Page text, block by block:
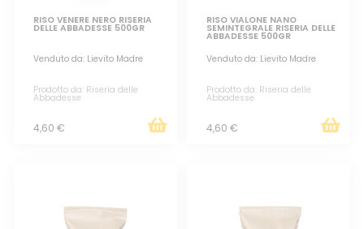
RISO VENERE NERO RISERIA
DELLE ABBADESSE 500GR
Venduto da: Lievito Madre
Prodotto da: Riseria delle
Abbadesse
4,60 €
RISO VIALONE NANO
SEMINTEGRALE RISERIA DELLE
ABBADESSE 500GR
Venduto da: Lievito Madre
Prodotto da: Riseria delle
Abbadesse
4,60 €